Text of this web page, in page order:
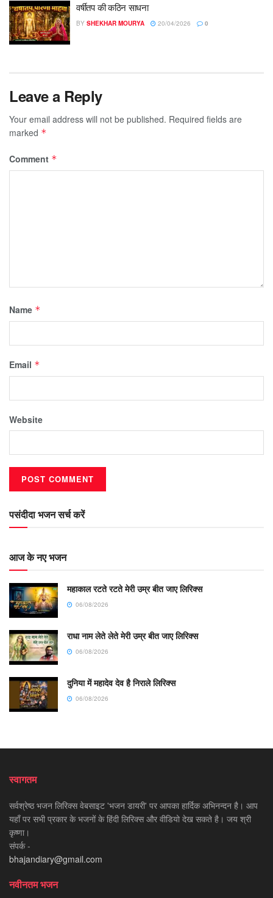
वर्षीतप की कठिन साधना
BY SHEKHAR MOURYA 20/04/2026 0
Leave a Reply
Your email address will not be published. Required fields are
marked *
Comment *
Name *
Email *
Website
पसंदीदा भजन सर्च करें
आज के नए भजन
महाकाल रटते रटते मेरी उम्र बीत जाए लिरिक्स
06/08/2026
राधा नाम लेते लेते मेरी उम्र बीत जाए लिरिक्स
06/08/2026
दुनिया में महादेव देव है निराले लिरिक्स
06/08/2026
स्वागतम
सर्वश्रेष्ठ भजन लिरिक्स वेबसाइट 'भजन डायरी' पर आपका हार्दिक अभिनन्दन है। आप
यहाँ पर सभी प्रकार के भजनों के हिंदी लिरिक्स और वीडियो देख सकते है। जय श्री
कृष्णा।
संपर्क -
bhajandiary@gmail.com
नवीनतम भजन